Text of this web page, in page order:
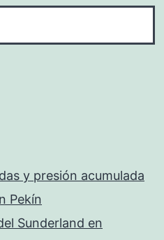
y presión acumulada
Pekín
Sunderland en